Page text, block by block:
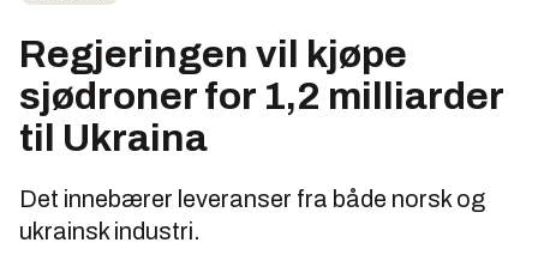
Regjeringen vil kjøpe
sjødroner for 1,2 milliarder
til Ukraina
Det innebærer leveranser fra både norsk og
ukrainsk industri.